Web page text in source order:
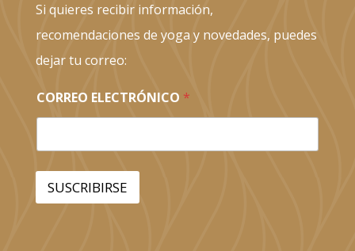
Si quieres recibir información,
recomendaciones de yoga y novedades, puedes
dejar tu correo:
O
R
E
E
E
CORREO ELECTRÓNICO *
SUSCRIBIRSE